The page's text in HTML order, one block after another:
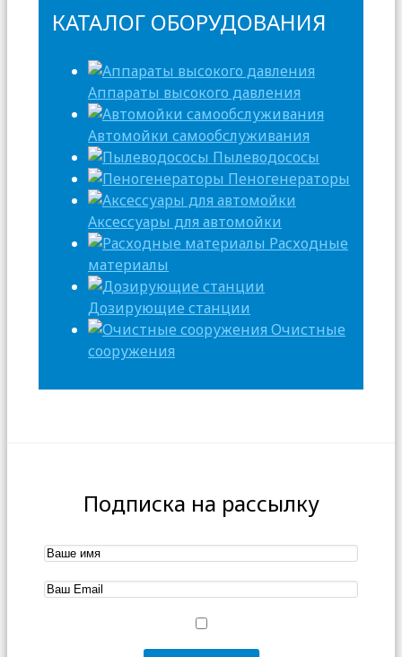
КАТАЛОГ ОБОРУДОВАНИЯ
Аппараты высокого давления
Автомойки самообслуживания
Пылеводососы
Пеногенераторы
Аксессуары для автомойки
Расходные
материалы
Дозирующие станции
Очистные
сооружения
Подписка на рассылку